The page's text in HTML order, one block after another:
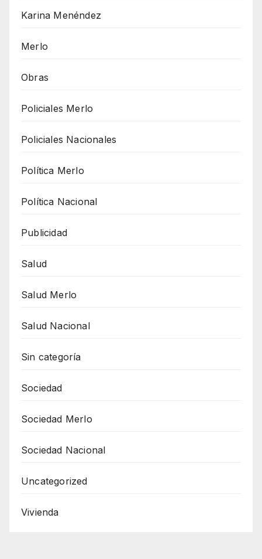
Karina Menéndez
Merlo
Obras
Policiales Merlo
Policiales Nacionales
Política Merlo
Política Nacional
Publicidad
Salud
Salud Merlo
Salud Nacional
Sin categoría
Sociedad
Sociedad Merlo
Sociedad Nacional
Uncategorized
Vivienda